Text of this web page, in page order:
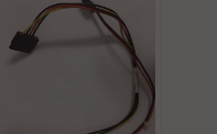
carrito